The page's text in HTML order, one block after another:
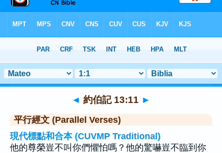
> 聖經金句 11
◄ 約伯記 13:11 ►
平行經文 (Parallel Verses)
現代標點和合本 (CUVMP Traditional)
他的尊榮豈不叫你們懼怕嗎？他的驚嚇豈不臨到你